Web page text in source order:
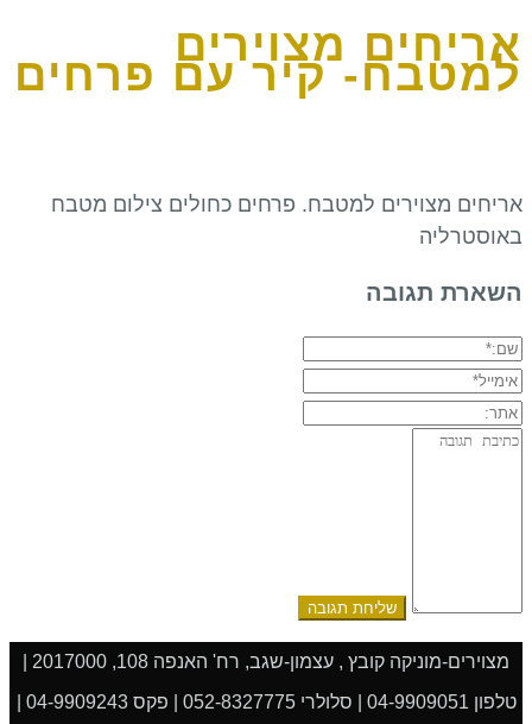
אריחים מצוירים
למטבח- קיר עם פרחים
אריחים מצוירים למטבח. פרחים כחולים צילום מטבח
באוסטרליה
השארת תגובה
שם:*
אימייל*
אתר:
תגובה:
טלפון 04-9909051 | סלולרי 052-8327775 | פקס 04-9909243 |